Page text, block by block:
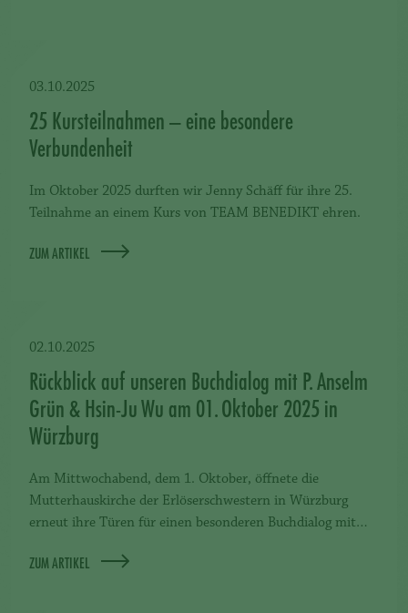
25 Kursteilnahmen – eine besondere
Verbundenheit
Im Oktober 2025 durften wir Jenny Schäff für ihre 25.
Teilnahme an einem Kurs von TEAM BENEDIKT ehren.
ZUM ARTIKEL
03.10.2025
Rückblick auf unseren Buchdialog mit P. Anselm
Grün & Hsin-Ju Wu am 01. Oktober 2025 in
Würzburg
Am Mittwochabend, dem 1. Oktober, öffnete die
Mutterhauskirche der Erlöserschwestern in Würzburg
erneut ihre Türen für einen besonderen Buchdialog mit…
ZUM ARTIKEL
02.10.2025